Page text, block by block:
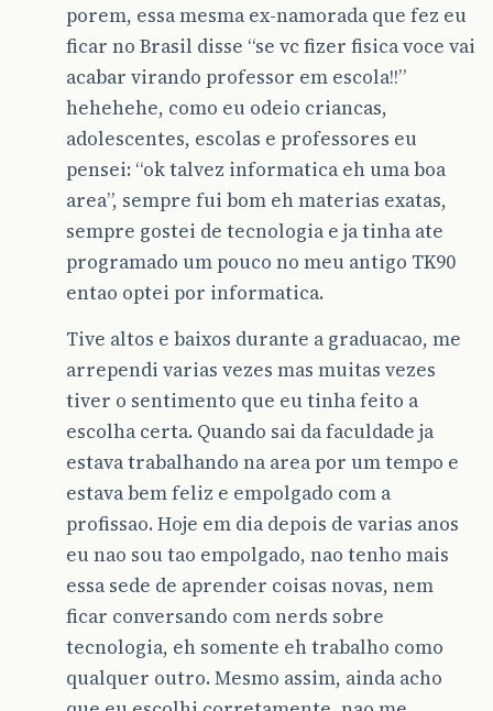
porem, essa mesma ex-namorada que fez eu
ficar no Brasil disse “se vc fizer fisica voce vai
acabar virando professor em escola!!”
hehehehe, como eu odeio criancas,
adolescentes, escolas e professores eu
pensei: “ok talvez informatica eh uma boa
area”, sempre fui bom eh materias exatas,
sempre gostei de tecnologia e ja tinha ate
programado um pouco no meu antigo TK90
entao optei por informatica.
Tive altos e baixos durante a graduacao, me
arrependi varias vezes mas muitas vezes
tiver o sentimento que eu tinha feito a
escolha certa. Quando sai da faculdade ja
estava trabalhando na area por um tempo e
estava bem feliz e empolgado com a
profissao. Hoje em dia depois de varias anos
eu nao sou tao empolgado, nao tenho mais
essa sede de aprender coisas novas, nem
ficar conversando com nerds sobre
tecnologia, eh somente eh trabalho como
qualquer outro. Mesmo assim, ainda acho